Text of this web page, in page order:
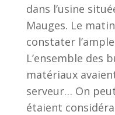
dans l’usine
Mauges. Le
constater
L’ensemble des
matériaux
serveur… On
étaient